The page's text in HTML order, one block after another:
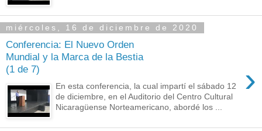
miércoles, 16 de diciembre de 2020
Conferencia: El Nuevo Orden
Mundial y la Marca de la Bestia
(1 de 7)
›
En esta conferencia, la cual impartí el sábado 12
de diciembre, en el Auditorio del Centro Cultural
Nicaragüense Norteamericano, abordé los ...